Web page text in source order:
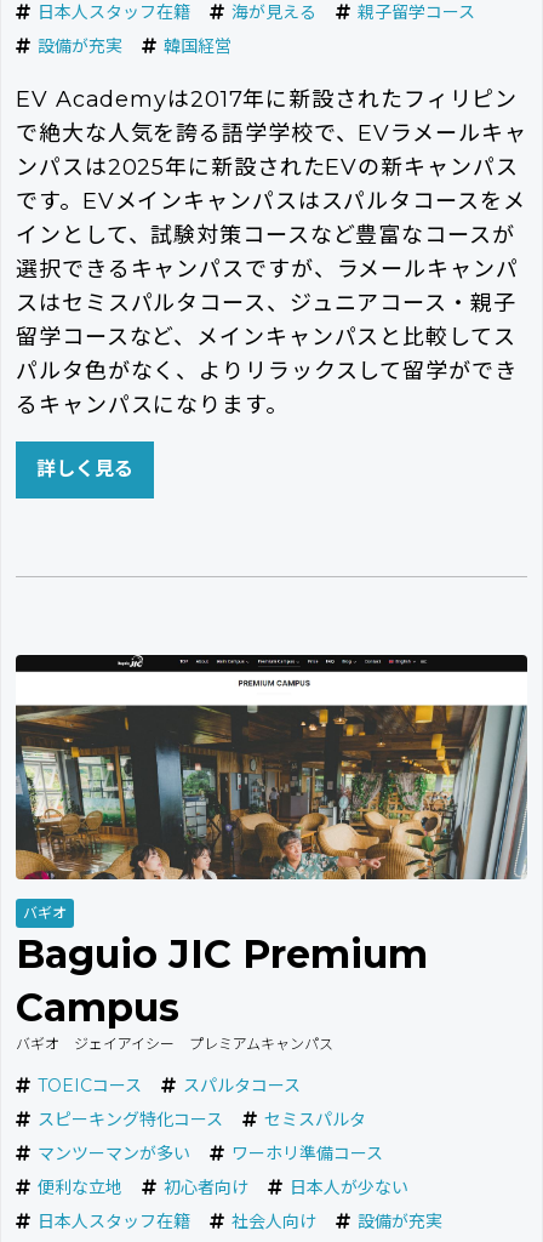
日本人スタッフ在籍
海が見える
親子留学コース
設備が充実
韓国経営
EV Academyは2017年に新設されたフィリピン
で絶大な人気を誇る語学学校で、EVラメールキャ
ンパスは2025年に新設されたEVの新キャンパス
です。EVメインキャンパスはスパルタコースをメ
インとして、試験対策コースなど豊富なコースが
選択できるキャンパスですが、ラメールキャンパ
スはセミスパルタコース、ジュニアコース・親子
留学コースなど、メインキャンパスと比較してス
パルタ色がなく、よりリラックスして留学ができ
るキャンパスになります。
詳しく見る
バギオ
Baguio JIC Premium
Campus
バギオ ジェイアイシー プレミアムキャンパス
TOEICコース
スパルタコース
スピーキング特化コース
セミスパルタ
マンツーマンが多い
ワーホリ準備コース
便利な立地
初心者向け
日本人が少ない
日本人スタッフ在籍
社会人向け
設備が充実